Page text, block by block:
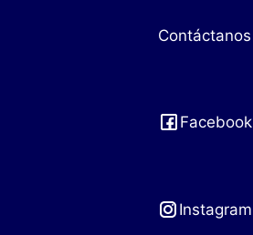
Contáctanos
Facebook
Instagram